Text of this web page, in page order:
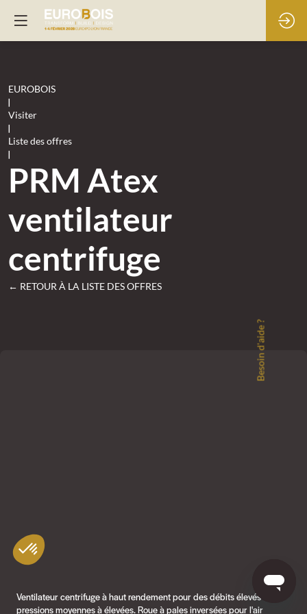
EUROBOIS
|
Visiter
|
Liste des offres
|
PRM Atex
ventilateur
centrifuge
← RETOUR À LA LISTE DES OFFRES
Ventilateur centrifuge à haut rendement pour des débits élevés à des
pressions moyennes à élevées. Roue à pales inversées pour l'air
Besoin d'aide ?